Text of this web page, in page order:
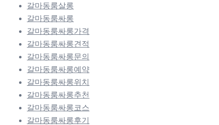
갈마동룸살롱
갈마동룸싸롱
갈마동룸싸롱가격
갈마동룸싸롱견적
갈마동룸싸롱문의
갈마동룸싸롱예약
갈마동룸싸롱위치
갈마동룸싸롱추천
갈마동룸싸롱코스
갈마동룸싸롱후기